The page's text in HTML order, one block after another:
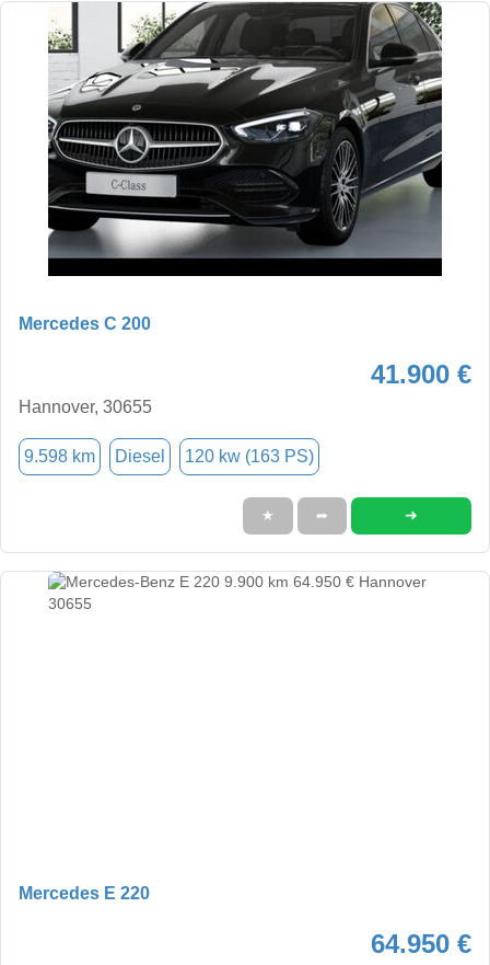
Mercedes C 200
41.900 €
Hannover, 30655
9.598 km Diesel 120 kw (163 PS)
★ ➦ ➜
Mercedes E 220
64.950 €